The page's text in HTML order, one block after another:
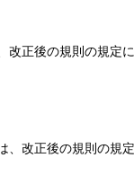
改正後の規則の規定
、改正後の規則の規